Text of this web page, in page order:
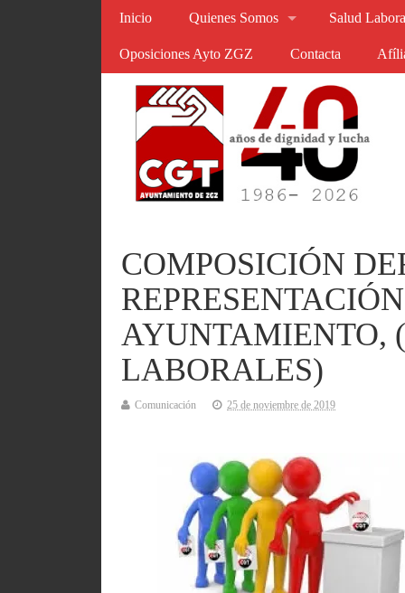
Inicio Quienes Somos Salud
Oposiciones Ayto ZGZ Contacta
COMPOSICIÓN
AYUNTAMIENTO,
LABORALES)
Comunicación 25 de noviembre de 2019